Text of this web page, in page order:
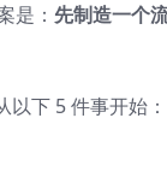
是： 先制造一个
下 5 件事开始：